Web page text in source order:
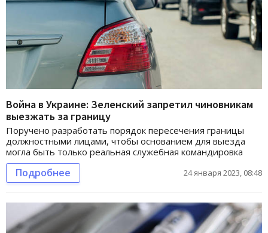
Война в Украине: Зеленский запретил чиновникам
выезжать за границу
Поручено разработать порядок пересечения границы
должностными лицами, чтобы основанием для выезда
могла быть только реальная служебная командировка
Подробнее 24 января 2023, 08:48